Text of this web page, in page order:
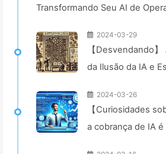
Transformando Seu AI de
2024-03-29
【Desvendando
da Ilusão da IA e
da Inteligência
2024-03-26
【Curiosidades
a cobrança de IA